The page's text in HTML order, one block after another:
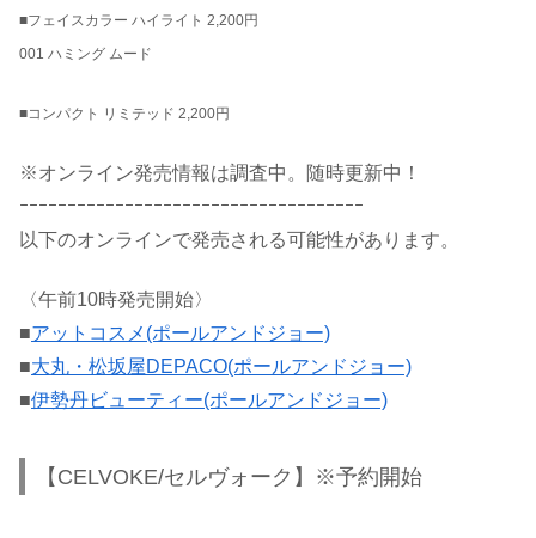
■フェイスカラー ハイライト 2,200円
001 ハミング ムード
■コンパクト リミテッド 2,200円
※オンライン発売情報は調査中。随時更新中！
ｰｰｰｰｰｰｰｰｰｰｰｰｰｰｰｰｰｰｰｰｰｰｰｰｰｰｰｰｰｰｰｰｰｰｰｰ
以下のオンラインで発売される可能性があります。
〈午前10時発売開始〉
■アットコスメ(ポールアンドジョー)
■大丸・松坂屋DEPACO(ポールアンドジョー)
■伊勢丹ビューティー(ポールアンドジョー)
【CELVOKE/セルヴォーク】※予約開始